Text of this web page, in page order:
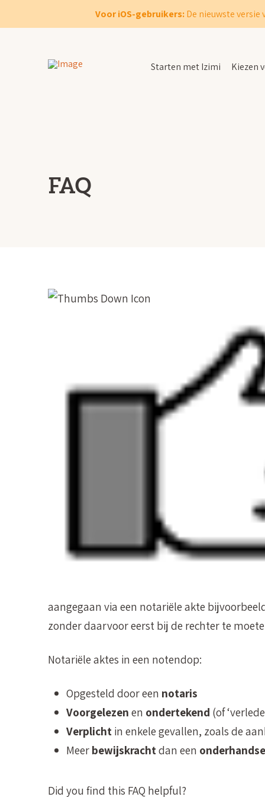
Voor iOS-gebruikers:De nieuwste
Starten met Izimi Kiezen
FAQ
Wat is een
document dat is
bijzijn wordt ondertekend door de
de meest voorkomende vorm van een
vaak door elkaar gebruikt.
Net zoals elke authentieke akte dient ook de
voorbeelden van notariële aktes zijn de
notariële akte wordt altijd opgemaakt in
ondertekening of het verlijden van een
bevoegde registratiekantoor. Zodra dat is
Een notariële akte heeft door z’n officiële
ook iets eenvoudiger worden
aangegaan via een notariële akte
zonder daarvoor eerst bij de rechter te
Notariële aktes in een notendop:
Opgesteld door een notaris
Voorgelezenen ondertekend (of
Verplichtin enkele gevallen, zoals de
Meerbewijskrachtdan een
Did you find this FAQ helpful?